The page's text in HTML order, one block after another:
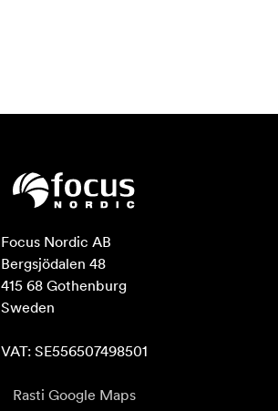
Focus Nordic AB
Bergsjödalen 48
415 68 Gothenburg
Sweden
VAT: SE556507498501
Rasti Google Maps